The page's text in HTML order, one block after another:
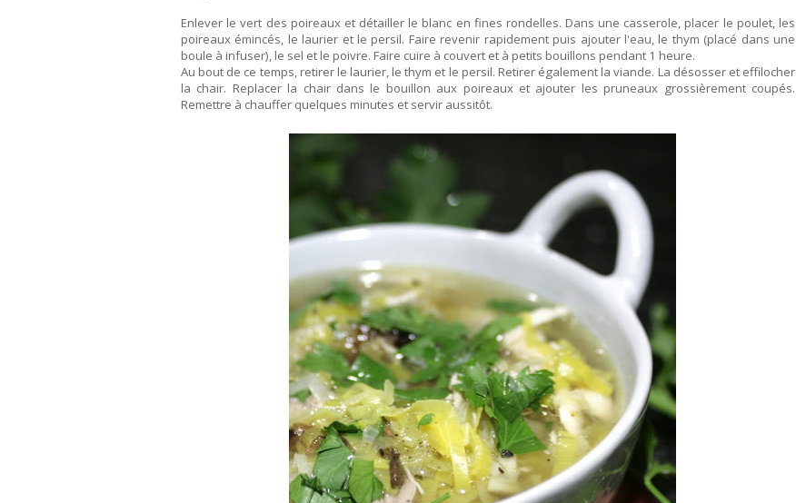
Enlever le vert des poireaux et détailler le blanc en fines rondelles. Dans une casserole, placer le poulet, les
poireaux émincés, le laurier et le persil. Faire revenir rapidement puis ajouter l'eau, le thym (placé dans une
boule à infuser), le sel et le poivre. Faire cuire à couvert et à petits bouillons pendant 1 heure.
Au bout de ce temps, retirer le laurier, le thym et le persil. Retirer également la viande. La désosser et effilocher
la chair. Replacer la chair dans le bouillon aux poireaux et ajouter les pruneaux grossièrement coupés.
Remettre à chauffer quelques minutes et servir aussitôt.